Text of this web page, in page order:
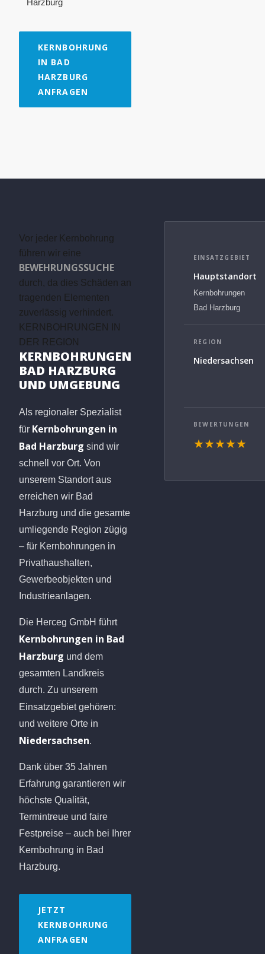
KERNBOHRUNG
IN BAD
HARZBURG
ANFRAGEN
Vor jeder Kernbohrung
führen wir eine
BEWEHRUNGSSUCHE
durch, da dies Schäden an
tragenden Elementen
zuverlässig verhindert.
KERNBOHRUNGEN IN
DER REGION
KERNBOHRUNGEN
BAD HARZBURG
UND UMGEBUNG
Als regionaler Spezialist
für Kernbohrungen in
Bad Harzburg sind wir
schnell vor Ort. Von
unserem Standort aus
erreichen wir Bad
Harzburg und die gesamte
umliegende Region zügig
– für Kernbohrungen in
Privathaushalten,
Gewerbeobjekten und
Industrieanlagen.
Die Herceg GmbH führt
Kernbohrungen in Bad
Harzburg und dem
gesamten Landkreis
durch. Zu unserem
Einsatzgebiet gehören:
und weitere Orte in
Niedersachsen.
Dank über 35 Jahren
Erfahrung garantieren wir
höchste Qualität,
Termintreue und faire
Festpreise – auch bei Ihrer
Kernbohrung in Bad
Harzburg.
JETZT
KERNBOHRUNG
ANFRAGEN
EINSATZGEBIET
Hauptstandort
Kernbohrungen
Bad Harzburg
REGION
Niedersachsen
BEWERTUNGEN
★★★★★